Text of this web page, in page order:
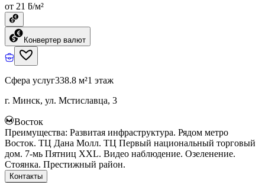
от 21 ƃ/м²
Конвертер валют
Сфера услуг338.8 м²1 этаж
г. Минск, ул. Мстиславца, 3
Восток
Преимущества: Развитая инфраструктура. Рядом метро
Восток. ТЦ Дана Молл. ТЦ Первый национальный торговый
дом. 7-мь Пятниц ХХL. Видео наблюдение. Озеленение.
Стоянка. Престижный район.
Контакты